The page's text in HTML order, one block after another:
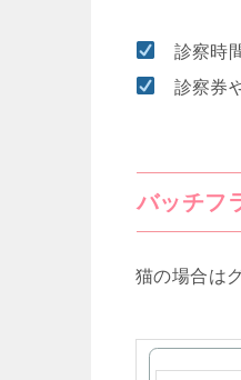
診察時
診察券
バッチフ
猫の場合は